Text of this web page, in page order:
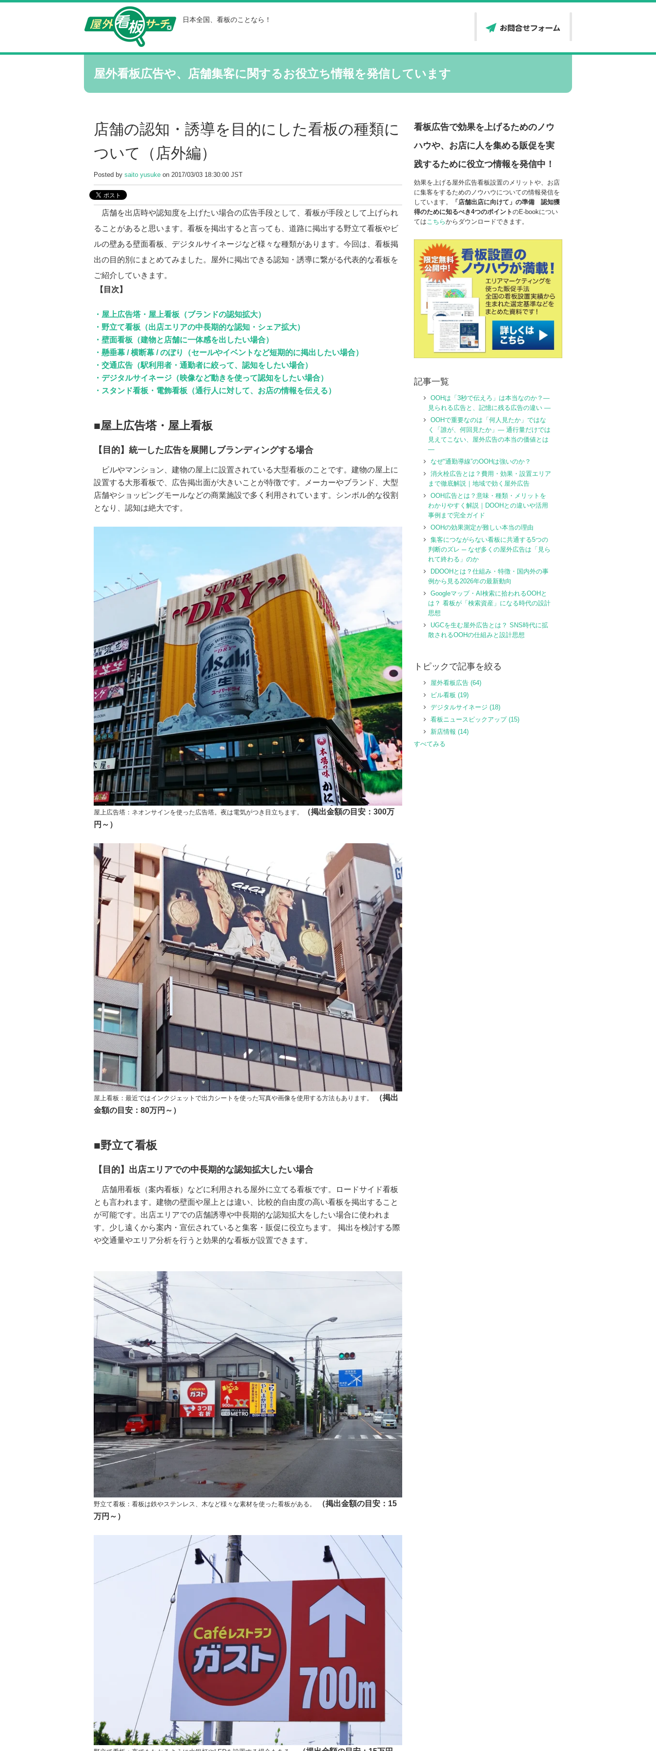
日本全国、看板のことなら！
屋外看板広告や、店舗集客に関するお役立ち情報を発信しています
店舗の認知・誘導を目的にした看板の種類に
ついて（店外編）
Posted by saito yusuke on 2017/03/03 18:30:00 JST
店舗を出店時や認知度を上げたい場合の広告手段として、看板が手段として上げられ
ることがあると思います。看板を掲出すると言っても、道路に掲出する野立て看板やビ
ルの壁ある壁面看板、デジタルサイネージなど様々な種類があります。今回は、看板掲
出の目的別にまとめてみました。屋外に掲出できる認知・誘導に繋がる代表的な看板を
ご紹介していきます。
【目次】
・屋上広告塔・屋上看板（ブランドの認知拡大）
・野立て看板（出店エリアの中長期的な認知・シェア拡大）
・壁面看板（建物と店舗に一体感を出したい場合）
・懸垂幕 / 横断幕 / のぼり（セールやイベントなど短期的に掲出したい場合）
・交通広告（駅利用者・通勤者に絞って、認知をしたい場合）
・デジタルサイネージ（映像など動きを使って認知をしたい場合）
・スタンド看板・電飾看板（通行人に対して、お店の情報を伝える）
■屋上広告塔・屋上看板
【目的】統一した広告を展開しブランディングする場合
ビルやマンション、建物の屋上に設置されている大型看板のことです。建物の屋上に
設置する大形看板で、広告掲出面が大きいことが特徴です。メーカーやブランド、大型
店舗やショッピングモールなどの商業施設で多く利用されています。シンボル的な役割
となり、認知は絶大です。
屋上広告塔： ネオンサインを使った広告塔。夜は電気がつき目立ちます。
（掲出金額の目安：300万
円～）
屋上看板：最近ではインクジェットで出力シートを使った写真や画像を使用する方法もあります。
（掲出
金額の目安：80万円～）
■野立て看板
【目的】出店エリアでの中長期的な認知拡大したい場合
店舗用看板（案内看板）などに利用される屋外に立てる看板です。ロードサイド看板
とも言われます。建物の壁面や屋上とは違い、比較的自由度の高い看板を掲出すること
が可能です。出店エリアでの店舗誘導や中長期的な認知拡大をしたい場合に使われま
す。少し遠くから案内・宣伝されていると集客・販促に役立ちます。 掲出を検討する際
や交通量やエリア分析を行うと効果的な看板が設置できます。
野立て看板：看板は鉄やステンレス、木など様々な素材を使った看板がある 。
（掲出金額の目安：15
万円～）
看板広告で効果を上げるためのノウ
ハウや、お店に人を集める販促を実
践するために役立つ情報を発信中！
効果を上げる屋外広告看板設置のメリットや、お店
に集客をするためのノウハウについての情報発信を
しています。
「店舗出店に向けて」の準備認知獲
得のために知るべき4つのポイントのE-bookについ
てはこちらからダウンロードできます。
記事一覧
OOHは「3秒で伝えろ」は本当なのか？―
見られる広告と、記憶に残る広告の違い ―
OOHで重要なのは「何人見たか」ではな
く「誰が、何回見たか」― 通行量だけでは
見えてこない、屋外広告の本当の価値とは
―
なぜ“通勤導線”のOOHは強いのか？
消火栓広告とは？費用・効果・設置エリア
まで徹底解説｜地域で効く屋外広告
OOH広告とは？意味・種類・メリットを
わかりやすく解説｜DOOHとの違いや活用
事例まで完全ガイド
OOHの効果測定が難しい本当の理由
集客につながらない看板に共通する5つの
判断のズレ ─ なぜ多くの屋外広告は「見ら
れて終わる」のか
DDOOHとは？仕組み・特徴・国内外の事
例から見る2026年の最新動向
Googleマップ・AI検索に拾われるOOHと
は？ 看板が「検索資産」になる時代の設計
思想
UGCを生む屋外広告とは？ SNS時代に拡
散されるOOHの仕組みと設計思想
トピックで記事を絞る
屋外看板広告(64)
ビル看板(19)
デジタルサイネージ(18)
看板ニュースピックアップ(15)
新店情報(14)
すべてみる